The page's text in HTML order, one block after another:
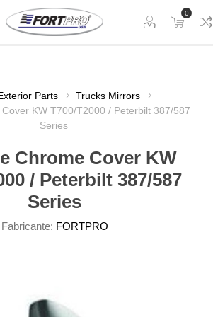
0
Parts
Trucks Mirrors
KW T700/T2000 / Peterbilt 387/587
Series
Chrome Cover KW
/ Peterbilt 387/587
Series
Fabricante: FORTPRO